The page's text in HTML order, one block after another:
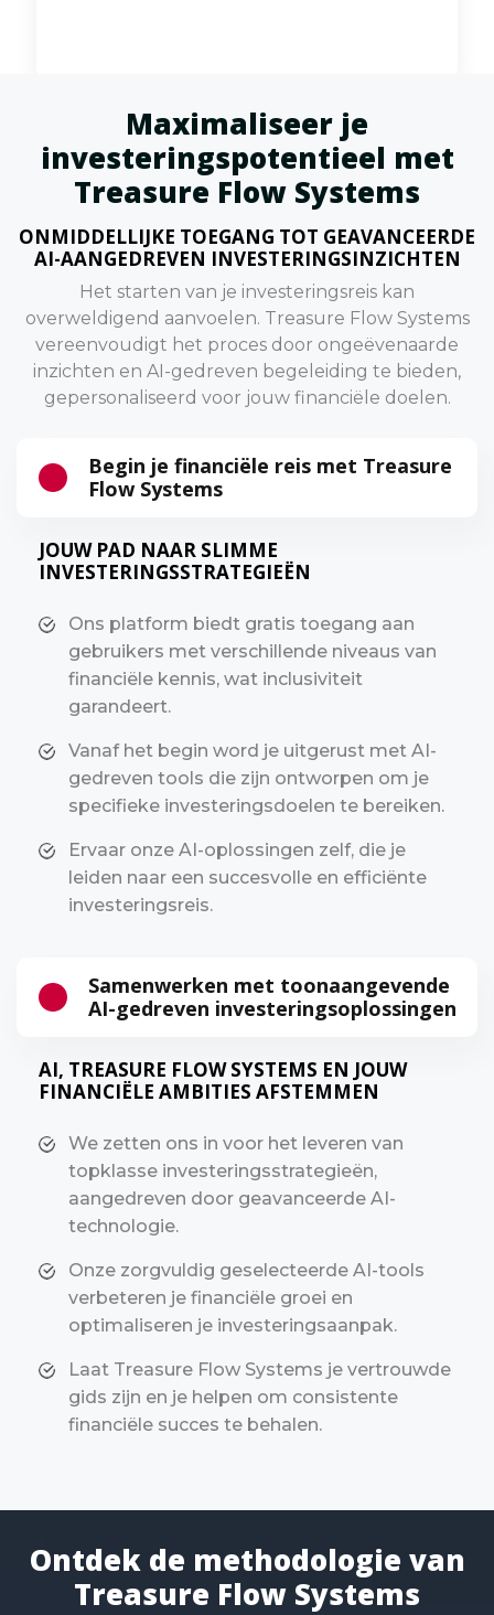
Maximaliseer je
investeringspotentieel met
Treasure Flow Systems
ONMIDDELLIJKE TOEGANG TOT GEAVANCEERDE
AI-AANGEDREVEN INVESTERINGSINZICHTEN
Het starten van je investeringsreis kan
overweldigend aanvoelen. Treasure Flow Systems
vereenvoudigt het proces door ongeëvenaarde
inzichten en AI-gedreven begeleiding te bieden,
gepersonaliseerd voor jouw financiële doelen.
Begin je financiële reis met Treasure
Flow Systems
JOUW PAD NAAR SLIMME
INVESTERINGSSTRATEGIEËN
Ons platform biedt gratis toegang aan
gebruikers met verschillende niveaus van
financiële kennis, wat inclusiviteit
garandeert.
Vanaf het begin word je uitgerust met AI-
gedreven tools die zijn ontworpen om je
specifieke investeringsdoelen te bereiken.
Ervaar onze AI-oplossingen zelf, die je
leiden naar een succesvolle en efficiënte
investeringsreis.
Samenwerken met toonaangevende
AI-gedreven investeringsoplossingen
AI, TREASURE FLOW SYSTEMS EN JOUW
FINANCIËLE AMBITIES AFSTEMMEN
We zetten ons in voor het leveren van
topklasse investeringsstrategieën,
aangedreven door geavanceerde AI-
technologie.
Onze zorgvuldig geselecteerde AI-tools
verbeteren je financiële groei en
optimaliseren je investeringsaanpak.
Laat Treasure Flow Systems je vertrouwde
gids zijn en je helpen om consistente
financiële succes te behalen.
Ontdek de methodologie van
Treasure Flow Systems